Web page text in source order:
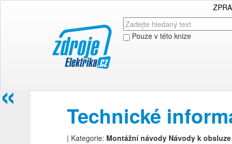
Pouze v této knize
Technické
| Kategorie: Montážní návody Návody k obsluze
«